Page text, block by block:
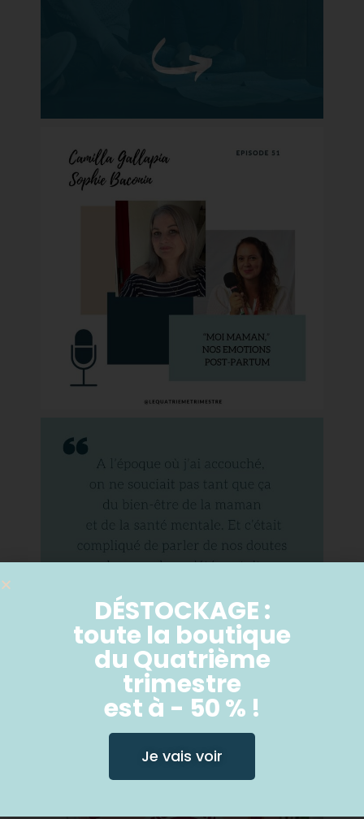
DÉSTOCKAGE :
toute la boutique
du Quatrième
trimestre
est à - 50 % !
Je vais voir